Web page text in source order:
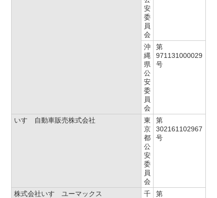
安
委
員
会
沖
縄
県
公
安
委
員
会
第
971131000029
号
いすゞ自動車販売株式会社
東
京
都
公
安
委
員
会
第
302161102967
号
株式会社いすゞユーマックス
千
第